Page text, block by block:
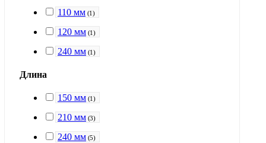
110 мм (1 )
120 мм (1 )
240 мм (1 )
Длина
150 мм (1 )
210 мм (3)
240 мм (5)